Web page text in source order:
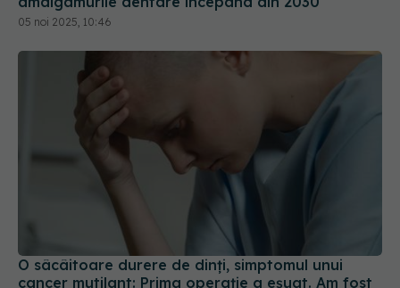
O sâcâitoare durere de dinți, simptomul unui
cancer mutilant: Prima operație a eșuat. Am fost
dusă înapoi în sala de operație pentru o altă
intervenție de 10 ore
09 noi 2023, 17:23